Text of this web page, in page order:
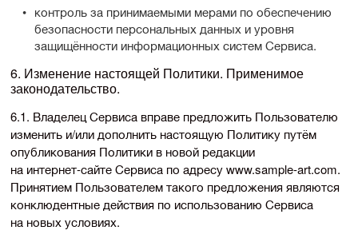
контроль за принимаемыми мерами по обеспечению
безопасности персональных данных и уровня
защищённости информационных систем Сервиса.
6. Изменение настоящей Политики. Применимое
законодательство.
6.1. Владелец Сервиса вправе предложить Пользователю
изменить и/или дополнить настоящую Политику путём
опубликования Политики в новой редакции
на интернет-сайтеСервиса по адресу www.sample-art.com.
Принятием Пользователем такого предложения являются
конклюдентные действия по использованию Сервиса
на новых условиях.